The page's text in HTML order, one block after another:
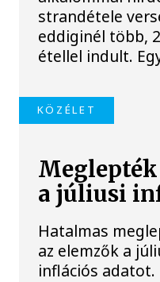
strandétele
eddiginél több,
étellel indult.
KÖZÉLET
a júliusi
Hatalmas
az elemzők a
inflációs adatot.